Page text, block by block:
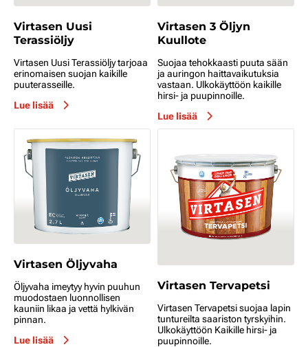
Virtasen Uusi
Terassiöljy
Virtasen Uusi Terassiöljy tarjoaa
erinomaisen suojan kaikille
puuterasseille.
Lue lisää
Virtasen 3 Öljyn
Kuullote
Suojaa tehokkaasti puuta sään
ja auringon haittavaikutuksia
vastaan. Ulkokäyttöön kaikille
hirsi- ja puupinnoille.
Lue lisää
Virtasen Öljyvaha
Öljyvaha imeytyy hyvin puuhun
muodostaen luonnollisen
kauniin likaa ja vettä hylkivän
pinnan.
Lue lisää
Virtasen Tervapetsi
Virtasen Tervapetsi suojaa lapin
tuntureilta saariston tyrskyihin.
Ulkokäyttöön Kaikille hirsi- ja
puupinnoille.